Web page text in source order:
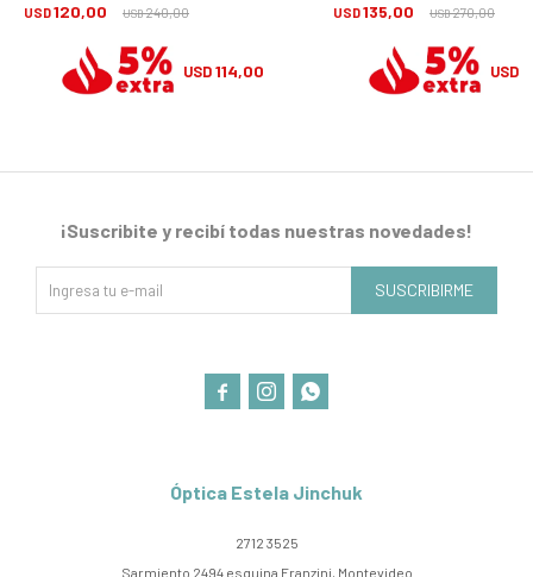
USD120,00 USD240,00
USD 114,00
USD135,00 USD270,00
USD
Óptica Estela Jinchuk
2712 3525
Sarmiento 2494 esquina Franzini, Montevideo
¡Suscribite y recibí todas nuestras novedades!
SUSCRIBIRME
  